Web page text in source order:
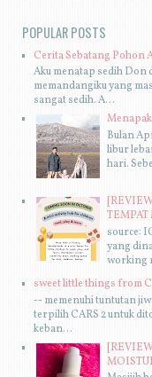
POPULAR POSTS
Cerita Sebatang Pohon
Aku menatap sedih Don
memandangiku yang
sangat sedih. A...
Bulan
libur
hari.
TEMPAT
source:
yang
working
sweet little things from
-- memenuhi tuntutan
terpilih CARS 2 untuk
keban...